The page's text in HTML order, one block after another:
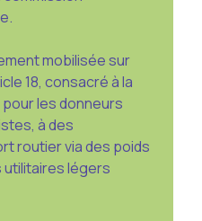
mobilisée sur
18, consacré à la
les donneurs
à des
routier via des poids
utilitaires légers